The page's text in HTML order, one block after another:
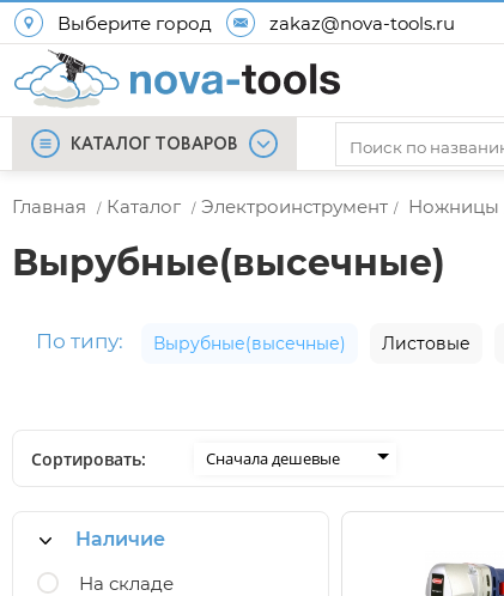
Выберите город zakaz@nova-tools.ru
КАТАЛОГ ТОВАРОВ
Главная / Каталог / Электроинструмент / Ножницы
Вырубные(высечные)
По типу: Вырубные(высечные) Листовые
Сортировать: Сначала дешевые
Наличие
На складе